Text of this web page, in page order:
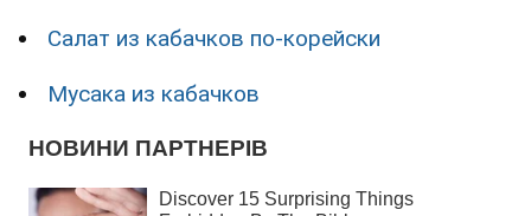
Салат из кабачков по-корейски
Мусака из кабачков